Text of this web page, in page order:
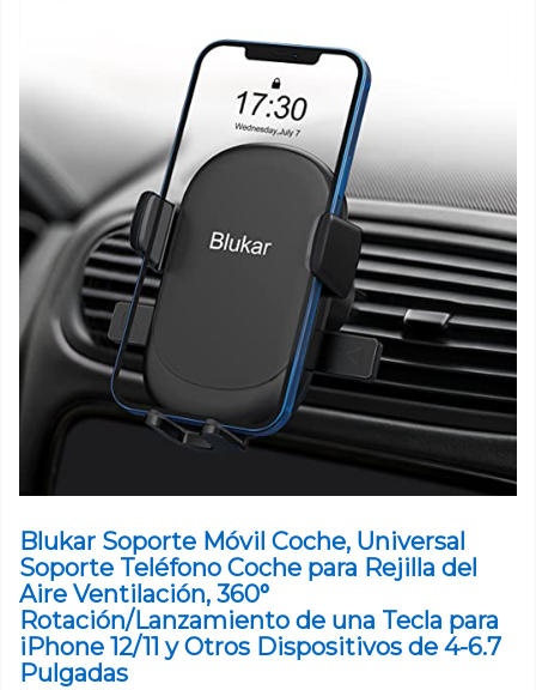
Blukar Soporte Móvil Coche, Universal
Soporte Teléfono Coche para Rejilla del
Aire Ventilación, 360°
Rotación/Lanzamiento de una Tecla para
iPhone 12/11 y Otros Dispositivos de 4-6.7
Pulgadas